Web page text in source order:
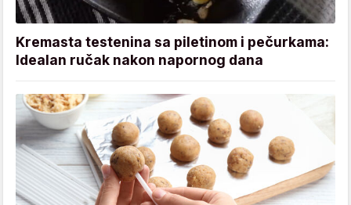
Kremasta testenina sa piletinom i pečurkama:
Idealan ručak nakon napornog dana